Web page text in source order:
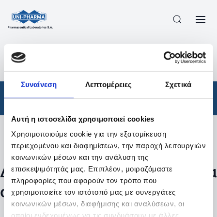
Συναίνεση Λεπτομέρειες Σχετικά
Αυτή η ιστοσελίδα χρησιμοποιεί cookies
Χρησιμοποιούμε cookie για την εξατομίκευση
περιεχομένου και διαφημίσεων, την παροχή λειτουργιών
κοινωνικών μέσων και την ανάλυση της
επισκεψιμότητάς μας. Επιπλέον, μοιραζόμαστε
πληροφορίες που αφορούν τον τρόπο που
χρησιμοποιείτε τον ιστότοπό μας με συνεργάτες
κοινωνικών μέσων, διαφήμισης και αναλύσεων, οι
οποίοι ενδεχομένως να τις συνδυάσουν με άλλες
ΠΡΟΪΟΝΤΑ ΣΥΝΤΑΓΟΓΡΑΦΟΎΜΕΝΑ
/
ΑΠΟΤΕΛΕΣΜΑΤΑ ΑΝΑΖΗΤΗΣΗΣ
Φάρμακα / Συνταγογραφούμενα
Φίλτρα
Δεν βρέθηκαν προϊόντα με τα
συγκεκριμένα φίλτρα